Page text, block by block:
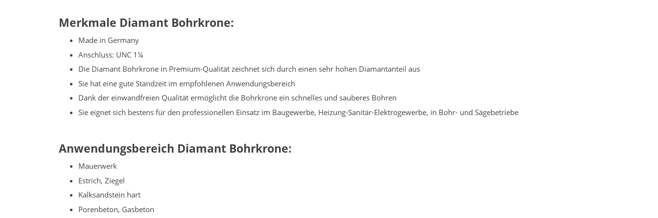
Merkmale Diamant Bohrkrone:
Made in Germany
Anschluss: UNC 1¼
Die Diamant Bohrkrone in Premium-Qualität zeichnet sich durch einen sehr hohen Diamantanteil aus
Sie hat eine gute Standzeit im empfohlenen Anwendungsbereich
Dank der einwandfreien Qualität ermöglicht die Bohrkrone ein schnelles und sauberes Bohren
Sie eignet sich bestens für den professionellen Einsatz im Baugewerbe, Heizung-Sanitär-Elektrogewerbe, in Bohr- und Sägebetriebe
Anwendungsbereich Diamant Bohrkrone:
Mauerwerk
Estrich, Ziegel
Kalksandstein hart
Porenbeton, Gasbeton